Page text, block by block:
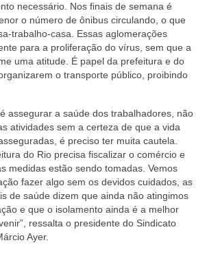
férias
Social Familiar
necessário. Nos finais de semana é
o número de ônibus circulando, o que
trabalho-casa. Essas aglomerações
para a proliferação do vírus, sem que a
uma atitude. É papel da prefeitura e do
o transporte público, proibindo
assegurar a saúde dos trabalhadores, não
atividades sem a certeza de que a vida
é preciso ter muita cautela.
do Rio precisa fiscalizar o comércio e
medidas estão sendo tomadas. Vemos
fazer algo sem os devidos cuidados, as
de saúde dizem que ainda não atingimos
e que o isolamento ainda é a melhor
ressalta o presidente do Sindicato
Ayer.